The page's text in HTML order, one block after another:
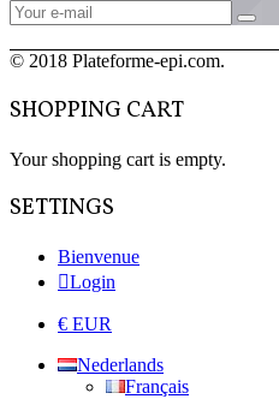
© 2018 Plateforme-epi.com.
SHOPPING CART
Your shopping cart is empty.
SETTINGS
Bienvenue
Login
€ EUR
Nederlands
Français